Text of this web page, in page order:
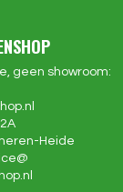
geen showroom:
Heide